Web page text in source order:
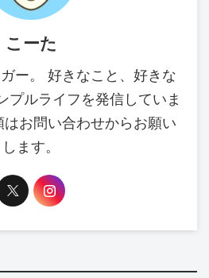
こーた
ー。 好きなこと、好きな
プルライフを発信していま
お問い合わせからお願い
します。